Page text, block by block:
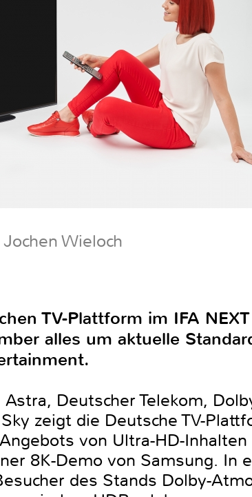
Wieloch
TV-Plattform im IFA
alles um aktuelle
Deutscher Telekom,
zeigt die Deutsche TV-
von Ultra-HD-
8K-Demo von Samsung. In
des Stands Dolby-